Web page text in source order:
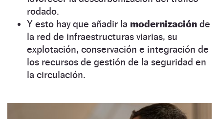
rodado.
Y esto hay que añadir la modernización de
la red de infraestructuras viarias, su
explotación, conservación e integración de
los recursos de gestión de la seguridad en
la circulación.